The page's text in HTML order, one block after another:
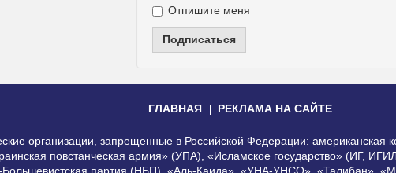
Отпишите меня
Подписаться
ГЛАВНАЯ РЕКЛАМА НА САЙТЕ
организации, запрещенные в Российской Федерации:
повстанческая армия» (УПА), «Исламское государство» (ИГ,
партия (НБП), «Аль-Каида», «УНА-УНСО», «Талибан»,